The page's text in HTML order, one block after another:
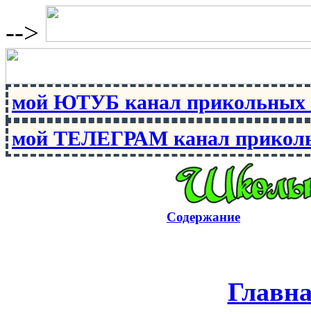
-->
мой ЮТУБ канал
мой ТЕЛЕГРАМ канал
Содержание